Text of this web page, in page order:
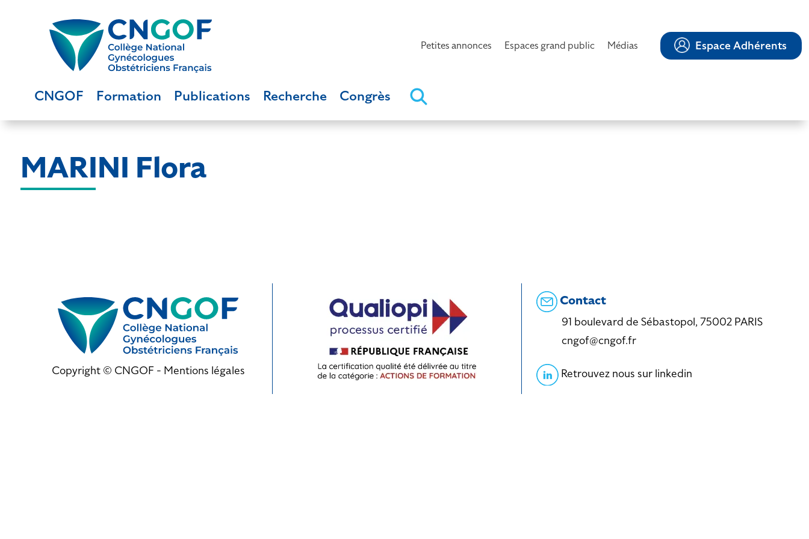
Petites annonces Espaces grand public Médias Espace Adhérents
CNGOF Formation Publications Recherche Congrès
MARINI Flora
Copyright © CNGOF - Mentions légales
Contact
91 boulevard de Sébastopol, 75002 PARIS
cngof@cngof.fr
Retrouvez nous sur linkedin